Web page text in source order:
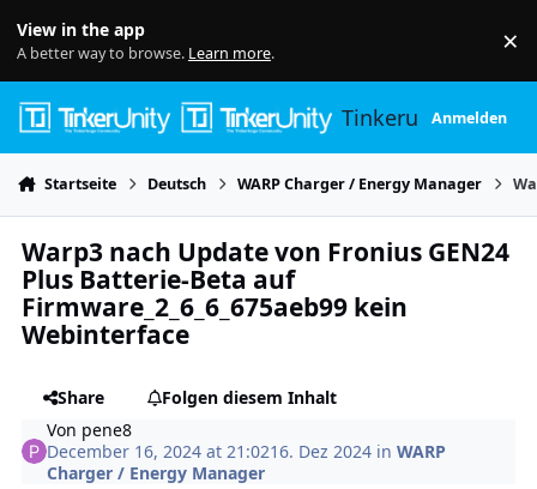
View in the app
A better way to browse. Learn more. ×
TinkerunityAnmelden
Startseite Deutsch WARP Charger / Energy Manager
Warp3 nach Update von Fronius GEN24
Plus Batterie-Beta auf
Firmware_2_6_6_675aeb99 kein
Webinterface
Share
Folgen diesem Inhalt
Von pene8
December 16, 2024 at 21:0216. Dez 2024 inWARP
Charger / Energy Manager